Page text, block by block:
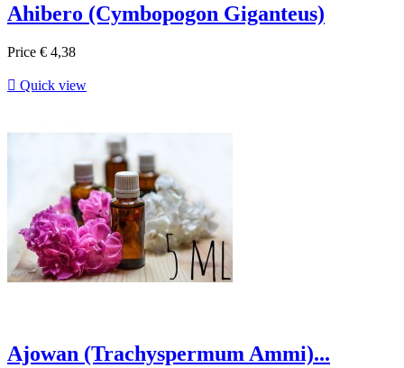
Ahibero (Cymbopogon Giganteus)
Price € 4,38
 Quick view
Ajowan (Trachyspermum Ammi)...